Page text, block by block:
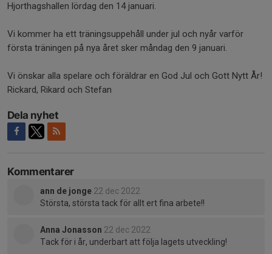
Hjorthagshallen lördag den 14 januari.
Vi kommer ha ett träningsuppehåll under jul och nyår varför
första träningen på nya året sker måndag den 9 januari.
Vi önskar alla spelare och föräldrar en God Jul och Gott Nytt År!
Rickard, Rikard och Stefan
Dela nyhet
Kommentarer
ann de jonge 22 dec 2022
Största, största tack för allt ert fina arbete!!
Anna Jonasson 22 dec 2022
Tack för i år, underbart att följa lagets utveckling!